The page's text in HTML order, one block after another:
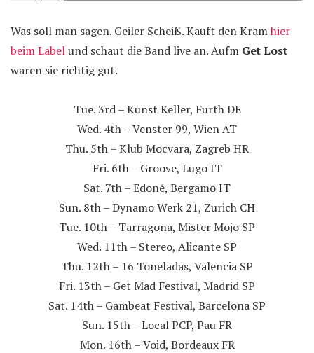
Was soll man sagen. Geiler Scheiß. Kauft den Kramhier
beim Labelund schaut die Band live an. Aufm Get Lost
waren sie richtig gut.
Tue. 3rd – Kunst Keller, Furth DE
Wed. 4th – Venster 99, Wien AT
Thu. 5th – Klub Mocvara, Zagreb HR
Fri. 6th – Groove, Lugo IT
Sat. 7th – Edoné, Bergamo IT
Sun. 8th – Dynamo Werk 21, Zurich CH
Tue. 10th – Tarragona, Mister Mojo SP
Wed. 11th – Stereo, Alicante SP
Thu. 12th – 16 Toneladas, Valencia SP
Fri. 13th – Get Mad Festival, Madrid SP
Sat. 14th – Gambeat Festival, Barcelona SP
Sun. 15th – Local PCP, Pau FR
Mon. 16th – Void, Bordeaux FR